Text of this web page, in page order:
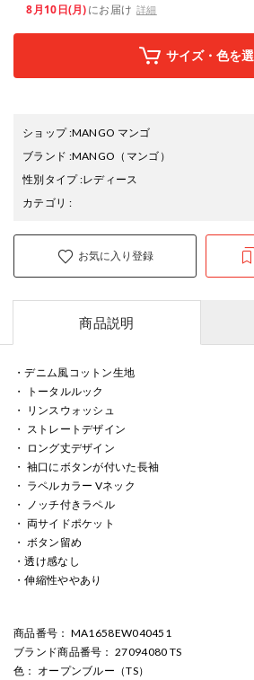
8月10日(月)にお届け 詳細
サイズ・色を
ショップ:MANGO マンゴ
ブランド :MANGO （マンゴ）
性別タイプ:レディース
カテゴリ :
お気に入り登録
商品説明
・デニム風コットン生地
・ トータルルック
・ リンスウォッシュ
・ ストレートデザイン
・ ロング丈デザイン
・ 袖口にボタンが付いた長袖
・ ラペルカラー Vネック
・ ノッチ付きラペル
・ 両サイドポケット
・ ボタン留め
・透け感なし
・伸縮性ややあり
商品番号 ： MA1658EW040451
ブランド商品番号 ： 27094080 TS
色 ： オープンブルー（TS）